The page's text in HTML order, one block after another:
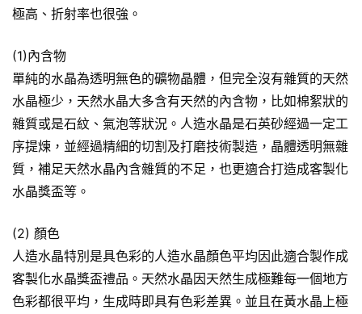
極高、折射率也很強。
(1)內含物
單純的水晶為透明無色的礦物晶體，但完全沒有雜質的天然
水晶極少，天然水晶大多含有天然的內含物，比如棉絮狀的
雜質或是石紋、氣泡等狀況。人造水晶是石英砂經過一定工
序提煉，並經過精細的切割及打磨技術製造，晶體透明無雜
質，補足天然水晶內含雜質的不足，也更適合打造成客製化
水晶獎盃等。
(2) 顏色
人造水晶特別是具色彩的人造水晶顏色平均因此適合製作成
客製化水晶獎盃禮品。天然水晶因天然生成極難每一個地方
色彩都很平均，生成時即具有色彩差異。並且在黃水晶上極